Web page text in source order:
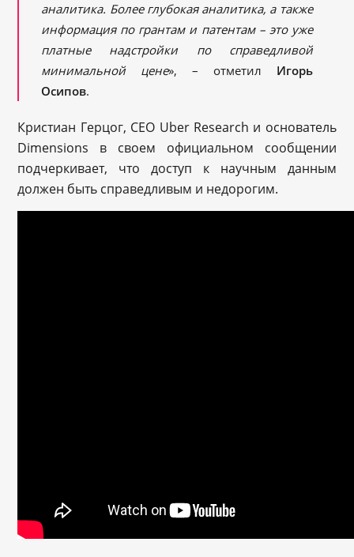
аналитика. Более глубокая аналитика, а также
информация по грантам и патентам – это уже
платные надстройки по справедливой
минимальной цене», – отметил Игорь
Осипов.
Кристиан Герцог, CEO Uber Research и основатель
Dimensions в своем официальном сообщении
подчеркивает, что доступ к научным данным
должен быть справедливым и недорогим.